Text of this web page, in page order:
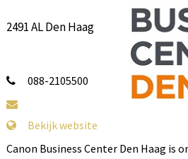
2491 AL Den Haag
088-2105500
Bekijk website
Canon Business Center Den Haag is